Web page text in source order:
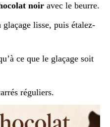
noir avec le beurre.
lisse, puis étalez-
ce que le glaçage soit
réguliers.